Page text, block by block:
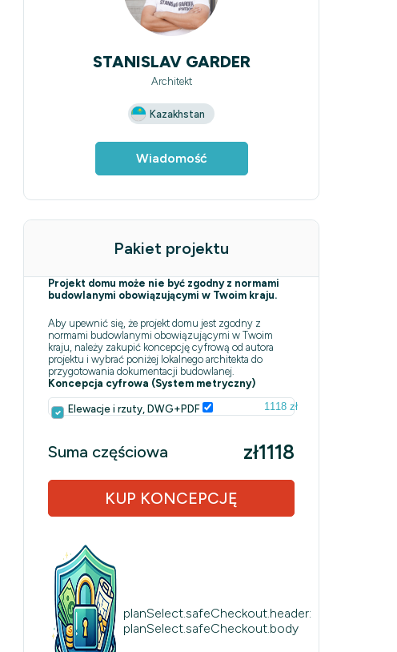
STANISLAV GARDER
Architekt
Kazakhstan
Wiadomość
Pakiet projektu
Projekt domu może nie być zgodny z normami
budowlanymi obowiązującymi w Twoim kraju.
Aby upewnić się, że projekt domu jest zgodny z
normami budowlanymi obowiązującymi w Twoim
kraju, należy zakupić koncepcję cyfrową od autora
projektu i wybrać poniżej lokalnego architekta do
przygotowania dokumentacji budowlanej.
Koncepcja cyfrowa (System metryczny)
Elewacje i rzuty, DWG+PDF 1118 zł
Suma częściowa zł1118
KUP KONCEPCJĘ
planSelect.safeCheckout.header:
planSelect.safeCheckout.body